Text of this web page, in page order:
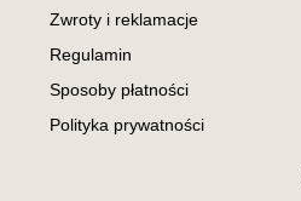
Zwroty i reklamacje
Regulamin
Sposoby płatności
Polityka prywatności